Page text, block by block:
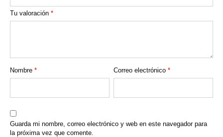
Tu valoración *
Nombre * Correo electrónico*
Guarda mi nombre, correo electrónico y web en este navegador para
la próxima vez que comente.